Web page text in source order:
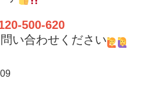
500-620
い合わせください